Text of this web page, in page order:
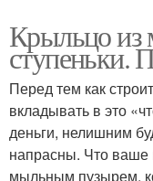
Крыльцо из
ступеньки.
Перед тем как
вкладывать в это
деньги, нелишним
напрасны. Что ваше
мыльным пузырем,